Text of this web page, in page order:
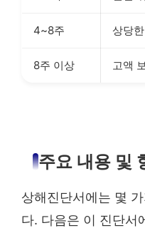
4~8주 상당
8주 이상 고액
주요 내용 및
상해진단서에는 몇
다. 다음은 이 진단서